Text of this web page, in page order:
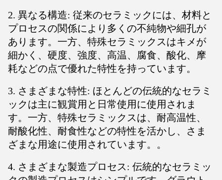
2. 異なる構造: 従来のセラミックには、材料と
プロセスの関係により多くの不純物や細孔が
あります。一方、特殊セラミックスはキメが
細かく、硬度、強度、高温、腐食、酸化、摩
耗などの点で優れた特性を持っています。
3. さまざまな特性: ほとんどの伝統的なセラミ
ックは主に観賞用と日常使用に使用されま
す。一方、特殊セラミックスは、耐高温性、
耐酸化性、耐食性などの特性を活かし、さま
ざまな用途に使用されています。。
4. さまざまな製造プロセス: 伝統的なセラミッ